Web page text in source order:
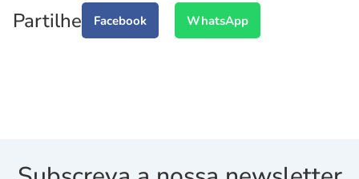
Partilhe Facebook WhatsApp